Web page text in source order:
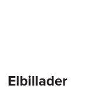
Elbillader